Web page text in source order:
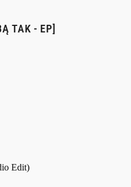
TAK - EP]
Edit)